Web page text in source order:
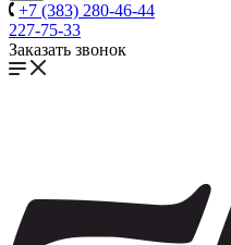
+7 (383) 280-46-44
227-75-33
Заказать звонок